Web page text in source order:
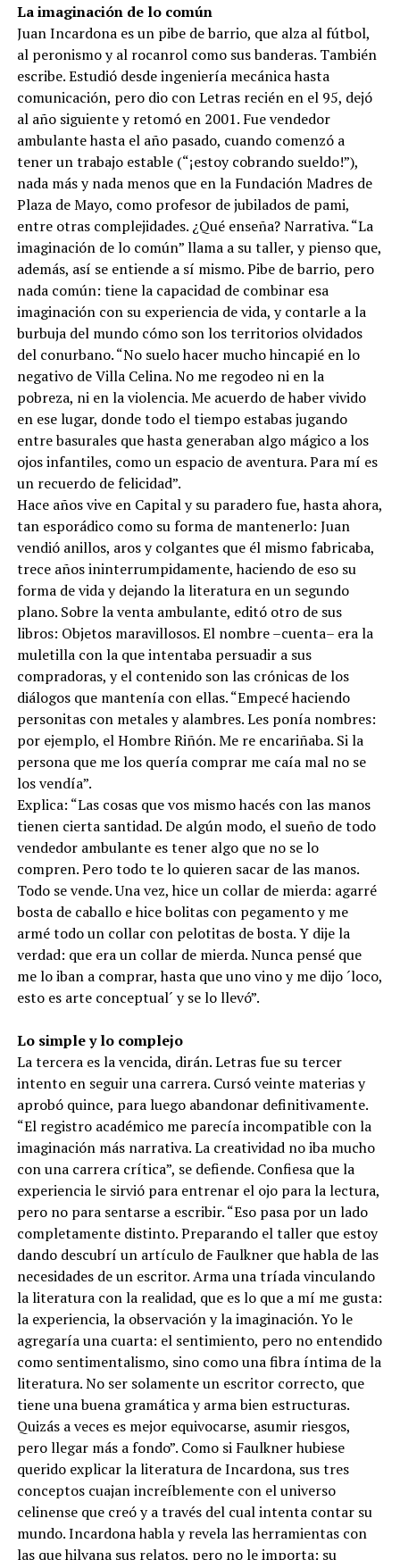
La imaginación de lo común
Juan Incardona es un pibe de barrio, que alza al fútbol,
al peronismo y al rocanrol como sus banderas. También
escribe. Estudió desde ingeniería mecánica hasta
comunicación, pero dio con Letras recién en el 95, dejó
al año siguiente y retomó en 2001. Fue vendedor
ambulante hasta el año pasado, cuando comenzó a
tener un trabajo estable (“¡estoy cobrando sueldo!”),
nada más y nada menos que en la Fundación Madres de
Plaza de Mayo, como profesor de jubilados de pami,
entre otras complejidades. ¿Qué enseña? Narrativa. “La
imaginación de lo común” llama a su taller, y pienso que,
además, así se entiende a sí mismo. Pibe de barrio, pero
nada común: tiene la capacidad de combinar esa
imaginación con su experiencia de vida, y contarle a la
burbuja del mundo cómo son los territorios olvidados
del conurbano. “No suelo hacer mucho hincapié en lo
negativo de Villa Celina. No me regodeo ni en la
pobreza, ni en la violencia. Me acuerdo de haber vivido
en ese lugar, donde todo el tiempo estabas jugando
entre basurales que hasta generaban algo mágico a los
ojos infantiles, como un espacio de aventura. Para mí es
un recuerdo de felicidad”.
Hace años vive en Capital y su paradero fue, hasta ahora,
tan esporádico como su forma de mantenerlo: Juan
vendió anillos, aros y colgantes que él mismo fabricaba,
trece años ininterrumpidamente, haciendo de eso su
forma de vida y dejando la literatura en un segundo
plano. Sobre la venta ambulante, editó otro de sus
libros: Objetos maravillosos. El nombre –cuenta– era la
muletilla con la que intentaba persuadir a sus
compradoras, y el contenido son las crónicas de los
diálogos que mantenía con ellas. “Empecé haciendo
personitas con metales y alambres. Les ponía nombres:
por ejemplo, el Hombre Riñón. Me re encariñaba. Si la
persona que me los quería comprar me caía mal no se
los vendía”.
Explica: “Las cosas que vos mismo hacés con las manos
tienen cierta santidad. De algún modo, el sueño de todo
vendedor ambulante es tener algo que no se lo
compren. Pero todo te lo quieren sacar de las manos.
Todo se vende. Una vez, hice un collar de mierda: agarré
bosta de caballo e hice bolitas con pegamento y me
armé todo un collar con pelotitas de bosta. Y dije la
verdad: que era un collar de mierda. Nunca pensé que
me lo iban a comprar, hasta que uno vino y me dijo ´loco,
esto es arte conceptual´ y se lo llevó”.
Lo simple y lo complejo
La tercera es la vencida, dirán. Letras fue su tercer
intento en seguir una carrera. Cursó veinte materias y
aprobó quince, para luego abandonar definitivamente.
“El registro académico me parecía incompatible con la
imaginación más narrativa. La creatividad no iba mucho
con una carrera crítica”, se defiende. Confiesa que la
experiencia le sirvió para entrenar el ojo para la lectura,
pero no para sentarse a escribir. “Eso pasa por un lado
completamente distinto. Preparando el taller que estoy
dando descubrí un artículo de Faulkner que habla de las
necesidades de un escritor. Arma una tríada vinculando
la literatura con la realidad, que es lo que a mí me gusta:
la experiencia, la observación y la imaginación. Yo le
agregaría una cuarta: el sentimiento, pero no entendido
como sentimentalismo, sino como una fibra íntima de la
literatura. No ser solamente un escritor correcto, que
tiene una buena gramática y arma bien estructuras.
Quizás a veces es mejor equivocarse, asumir riesgos,
pero llegar más a fondo”. Como si Faulkner hubiese
querido explicar la literatura de Incardona, sus tres
conceptos cuajan increíblemente con el universo
celinense que creó y a través del cual intenta contar su
mundo. Incardona habla y revela las herramientas con
las que hilvana sus relatos, pero no le importa: su